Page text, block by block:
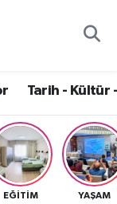
Tarih - Kültür
EĞITIM YAŞAM